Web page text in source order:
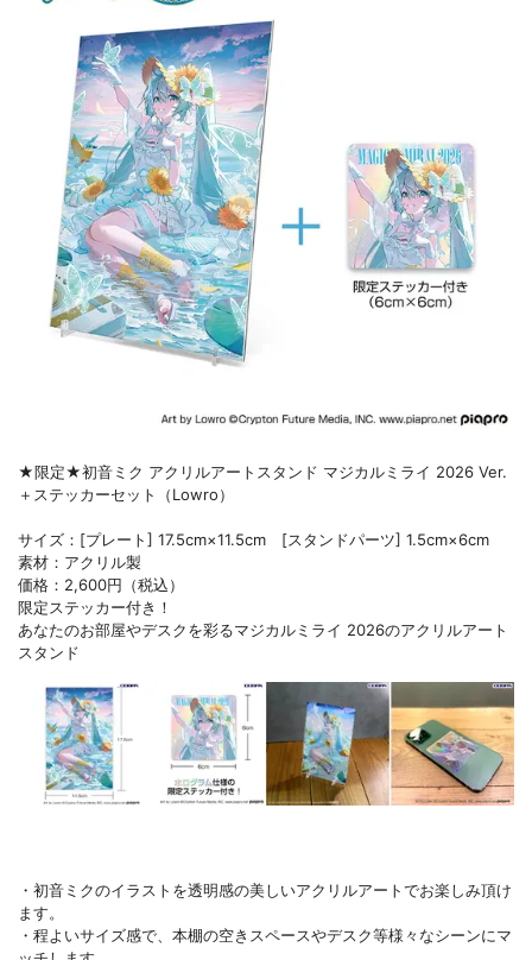
★限定★初音ミク アクリルアートスタンド マジカルミライ 2026 Ver.
＋ステッカーセット（Lowro）
サイズ：[プレート] 17.5cm×11.5cm [スタンドパーツ] 1.5cm×6cm
素材：アクリル製
価格：2,600円（税込）
限定ステッカー付き！
あなたのお部屋やデスクを彩るマジカルミライ 2026のアクリルアート
スタンド
・初音ミクのイラストを透明感の美しいアクリルアートでお楽しみ頂け
ます。
・程よいサイズ感で、本棚の空きスペースやデスク等様々なシーンにマ